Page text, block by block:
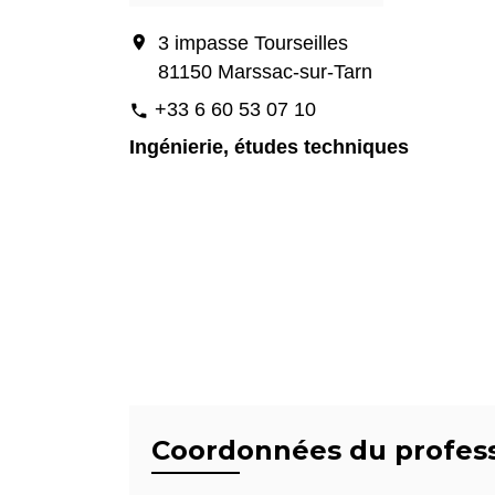
location_on
3 impasse Tourseilles
81150 Marssac-sur-Tarn
phone +33 6 60 53 07 10
Ingénierie, études techniques
Coordonnées du